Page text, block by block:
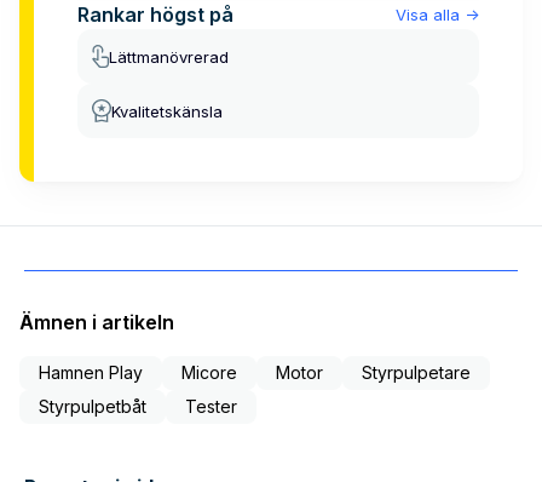
Rankar högst på Visa alla ->
Lättmanövrerad
Kvalitetskänsla
Ämnen i artikeln
Hamnen Play Micore Motor
Styrpulpetare
Styrpulpetbåt
Tester